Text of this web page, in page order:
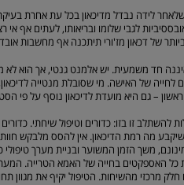
שלאחר לידה נבדל מדיכאון בכל עת אחרת
לגבי שלומו ובריאותו, לעתים אף אי
של דכאון מז'ורי תיתכנה אף מחשבות
חד משמעית. יש אלמנט גנטי, אך הוא לא
לחייה של האישה. מי שסובלת מנטייה
– גם היא מועדת לדיכאון נוסף על פי
להשתלב זו בזו: כדורים וטיפול שיחתי.
מה רמת הדיכאון. אין להסס מלבקש
משך הזמן המשוער ובניית מערך
כל האספקטים בחייה של האמא הטרייה.
מרכזי מהשיחות. הטיפול יקיף את מגוון